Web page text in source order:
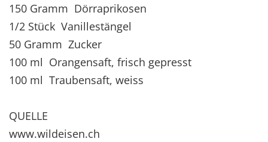
150 Gramm Dörraprikosen
1/2 Stück Vanillestängel
50 Gramm Zucker
100 ml Orangensaft, frisch gepresst
100 ml Traubensaft, weiss
QUELLE
www.wildeisen.ch